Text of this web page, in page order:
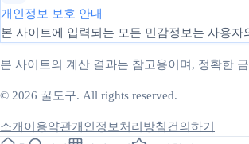
개인정보 보호 안내
본 사이트에 입력되는 모든 민감정보는 사용
본 사이트의 계산 결과는 참고용이며, 정확한
© 2026 꿀도구. All rights reserved.
소개 이용약관개인정보처리방침건의하기